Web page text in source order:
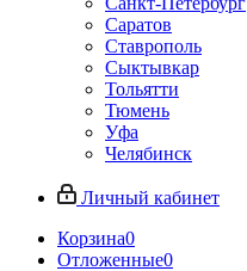
Саратов
Ставрополь
Сыктывкар
Тольятти
Тюмень
Уфа
Челябинск
Личный кабинет
Корзина0
Отложенные0